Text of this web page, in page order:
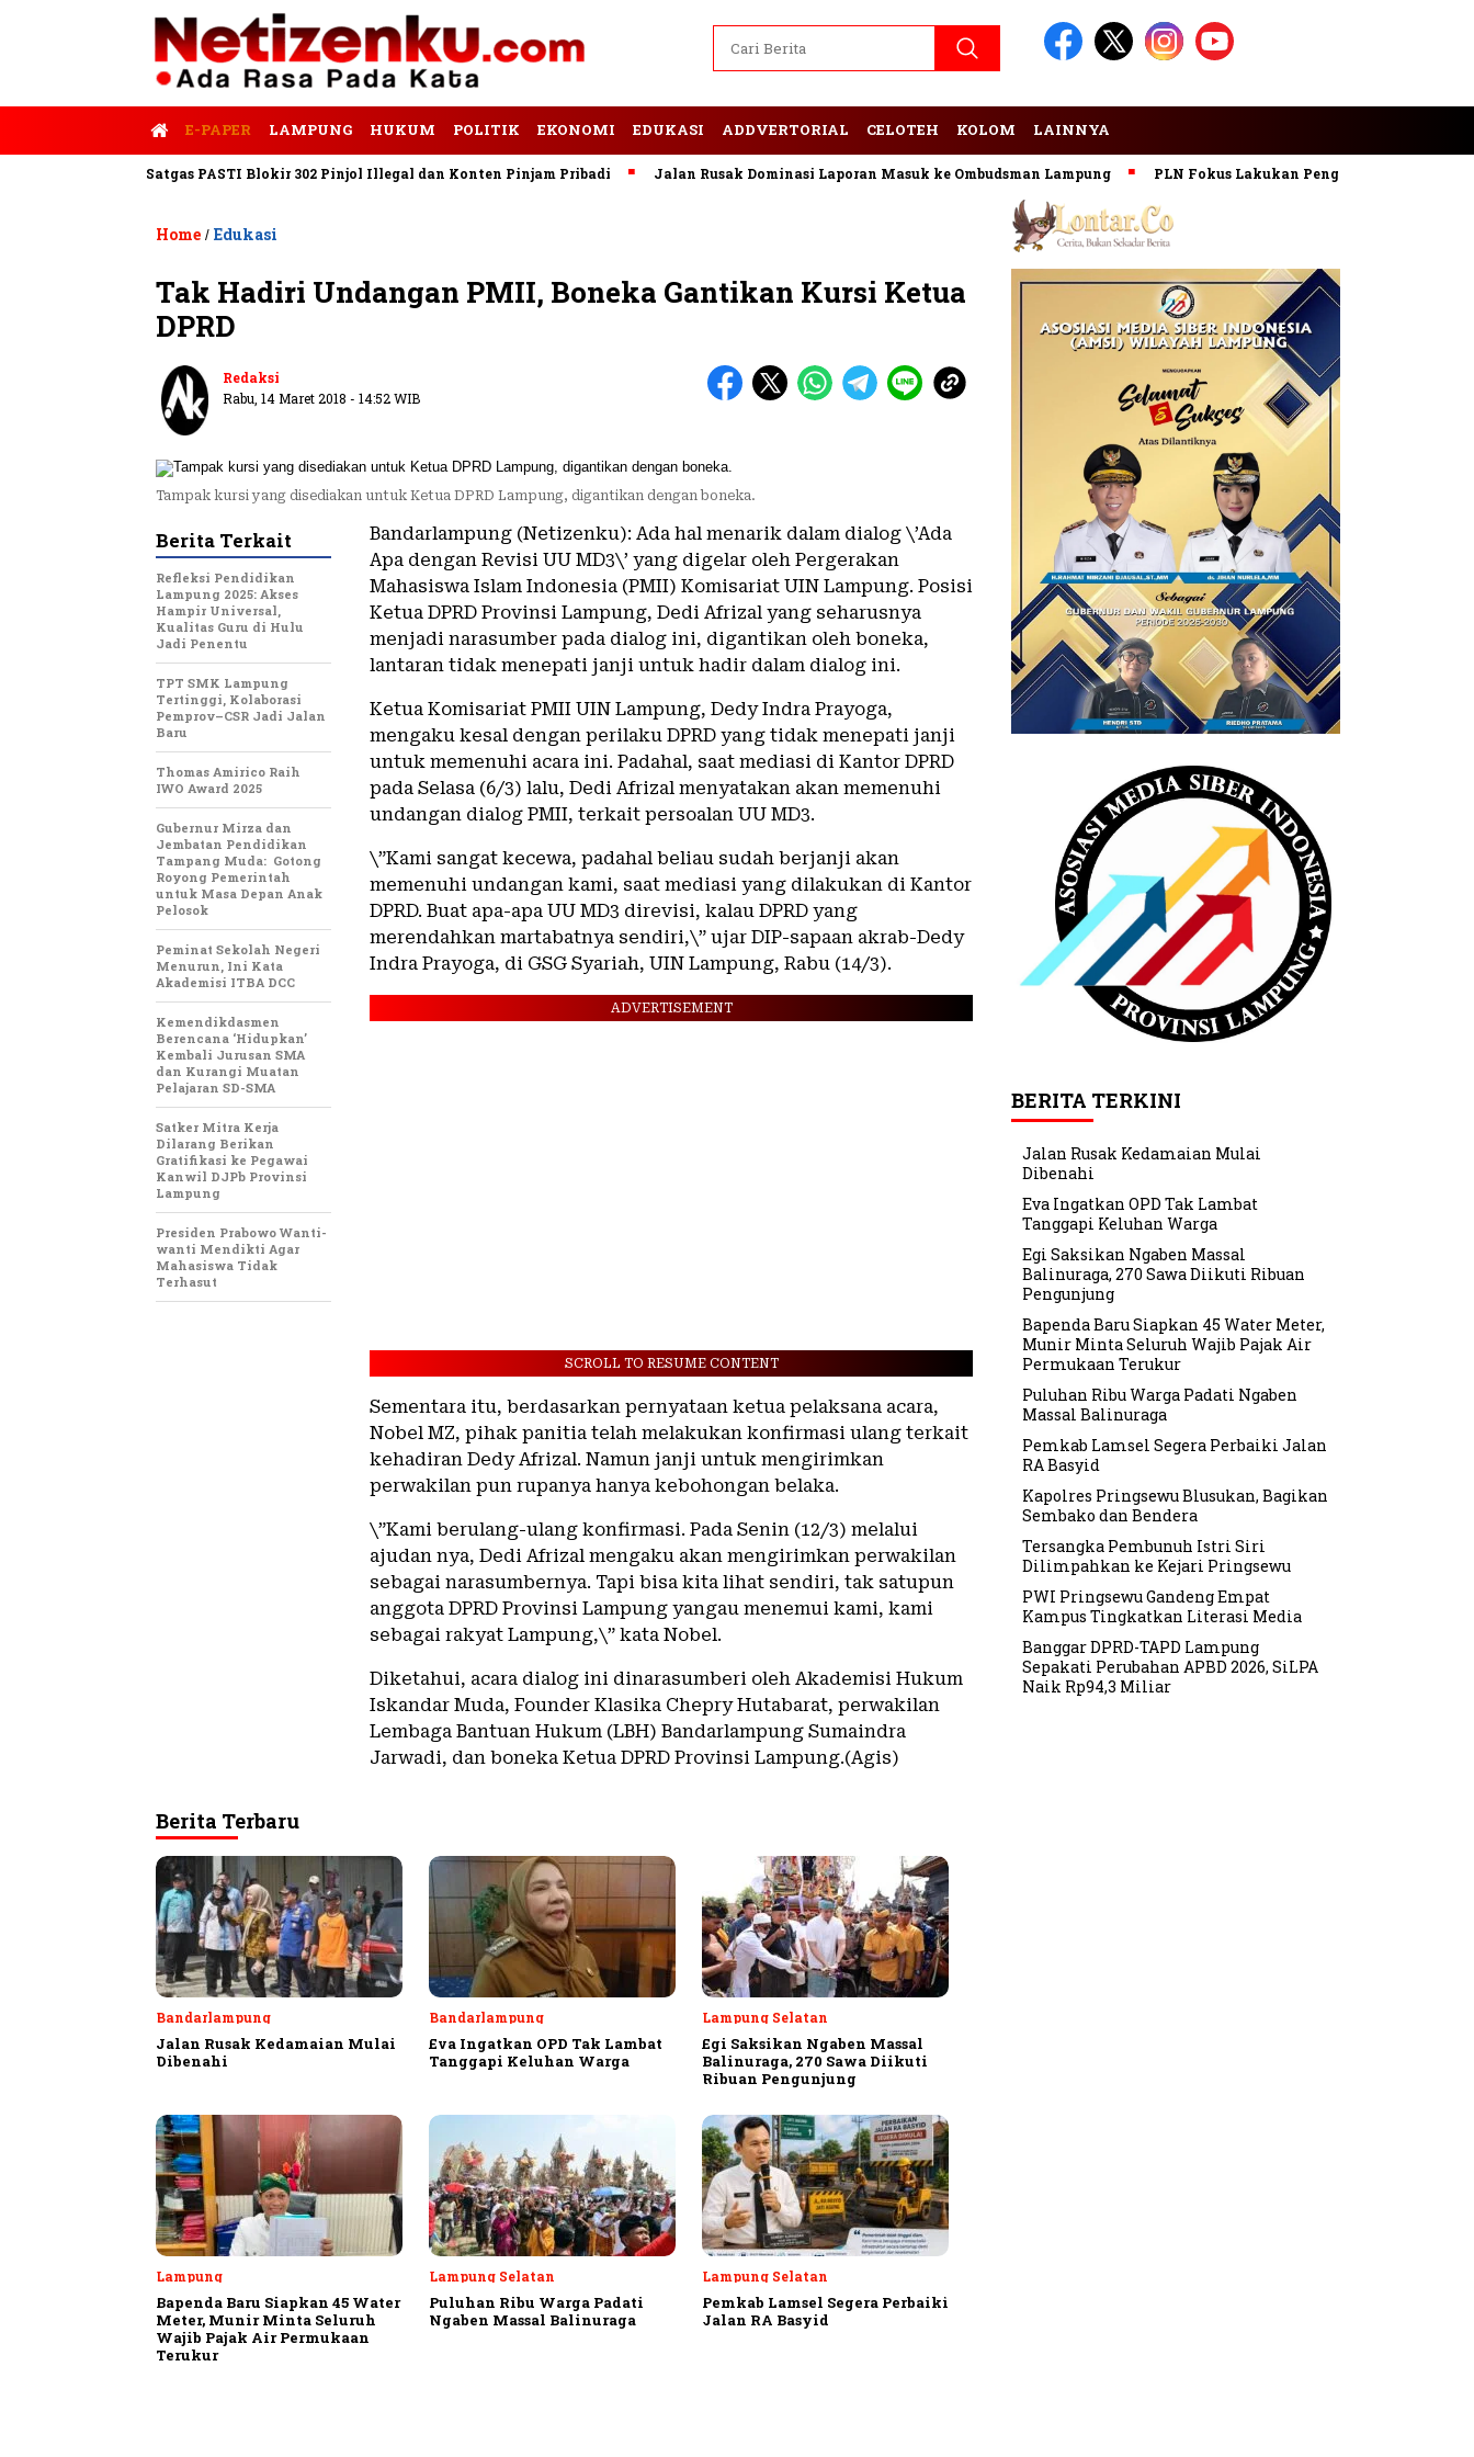
E-PAPER LAMPUNG HUKUM POLITIK EKONOMI EDUKASI ADDVERTORIAL CELOTEH KOLOM LAINNYA
Satgas PASTI Blokir 302 Pinjol Illegal dan Konten Pinjam Pribadi Jalan Rusak Dominasi Laporan Masuk ke Ombudsman Lampung PLN Fokus Lakukan Pengembangan Pembangkit
Home / Edukasi
Tak Hadiri Undangan PMII, Boneka Gantikan Kursi Ketua
DPRD
Redaksi
Rabu, 14 Maret 2018 - 14:52 WIB
Tampak kursi yang disediakan untuk Ketua DPRD Lampung, digantikan dengan boneka.
Bandarlampung (Netizenku): Ada hal menarik dalam dialog \’Ada
Apa dengan Revisi UU MD3\’ yang digelar oleh Pergerakan
Mahasiswa Islam Indonesia (PMII) Komisariat UIN Lampung. Posisi
Ketua DPRD Provinsi Lampung, Dedi Afrizal yang seharusnya
menjadi narasumber pada dialog ini, digantikan oleh boneka,
lantaran tidak menepati janji untuk hadir dalam dialog ini.
Ketua Komisariat PMII UIN Lampung, Dedy Indra Prayoga,
mengaku kesal dengan perilaku DPRD yang tidak menepati janji
untuk memenuhi acara ini. Padahal, saat mediasi di Kantor DPRD
pada Selasa (6/3) lalu, Dedi Afrizal menyatakan akan memenuhi
undangan dialog PMII, terkait persoalan UU MD3.
\”Kami sangat kecewa, padahal beliau sudah berjanji akan
memenuhi undangan kami, saat mediasi yang dilakukan di Kantor
DPRD. Buat apa-apa UU MD3 direvisi, kalau DPRD yang
merendahkan martabatnya sendiri,\” ujar DIP-sapaan akrab-Dedy
Indra Prayoga, di GSG Syariah, UIN Lampung, Rabu (14/3).
ADVERTISEMENT
SCROLL TO RESUME CONTENT
Sementara itu, berdasarkan pernyataan ketua pelaksana acara,
Nobel MZ, pihak panitia telah melakukan konfirmasi ulang terkait
kehadiran Dedy Afrizal. Namun janji untuk mengirimkan
perwakilan pun rupanya hanya kebohongan belaka.
\”Kami berulang-ulang konfirmasi. Pada Senin (12/3) melalui
ajudan nya, Dedi Afrizal mengaku akan mengirimkan perwakilan
sebagai narasumbernya. Tapi bisa kita lihat sendiri, tak satupun
anggota DPRD Provinsi Lampung yangau menemui kami, kami
sebagai rakyat Lampung,\” kata Nobel.
Diketahui, acara dialog ini dinarasumberi oleh Akademisi Hukum
Iskandar Muda, Founder Klasika Chepry Hutabarat, perwakilan
Lembaga Bantuan Hukum (LBH) Bandarlampung Sumaindra
Jarwadi, dan boneka Ketua DPRD Provinsi Lampung.(Agis)
Berita Terkait
Refleksi Pendidikan
Lampung 2025: Akses
Hampir Universal,
Kualitas Guru di Hulu
Jadi Penentu
TPT SMK Lampung
Tertinggi, Kolaborasi
Pemprov–CSR Jadi Jalan
Baru
Thomas Amirico Raih
IWO Award 2025
Gubernur Mirza dan
Jembatan Pendidikan
Tampang Muda: Gotong
Royong Pemerintah
untuk Masa Depan Anak
Pelosok
Peminat Sekolah Negeri
Menurun, Ini Kata
Akademisi ITBA DCC
Kemendikdasmen
Berencana ‘Hidupkan’
Kembali Jurusan SMA
dan Kurangi Muatan
Pelajaran SD-SMA
Satker Mitra Kerja
Dilarang Berikan
Gratifikasi ke Pegawai
Kanwil DJPb Provinsi
Lampung
Presiden Prabowo Wanti-
wanti Mendikti Agar
Mahasiswa Tidak
Terhasut
Berita Terbaru
Bandarlampung
Jalan Rusak Kedamaian Mulai
Dibenahi
Bandarlampung
Eva Ingatkan OPD Tak Lambat
Tanggapi Keluhan Warga
Lampung Selatan
Egi Saksikan Ngaben Massal
Balinuraga, 270 Sawa Diikuti
Ribuan Pengunjung
Lampung
Bapenda Baru Siapkan 45 Water
Meter, Munir Minta Seluruh
Wajib Pajak Air Permukaan
Terukur
Lampung Selatan
Puluhan Ribu Warga Padati
Ngaben Massal Balinuraga
Lampung Selatan
Pemkab Lamsel Segera Perbaiki
Jalan RA Basyid
BERITA TERKINI
Jalan Rusak Kedamaian Mulai
Dibenahi
Eva Ingatkan OPD Tak Lambat
Tanggapi Keluhan Warga
Egi Saksikan Ngaben Massal
Balinuraga, 270 Sawa Diikuti Ribuan
Pengunjung
Bapenda Baru Siapkan 45 Water Meter,
Munir Minta Seluruh Wajib Pajak Air
Permukaan Terukur
Puluhan Ribu Warga Padati Ngaben
Massal Balinuraga
Pemkab Lamsel Segera Perbaiki Jalan
RA Basyid
Kapolres Pringsewu Blusukan, Bagikan
Sembako dan Bendera
Tersangka Pembunuh Istri Siri
Dilimpahkan ke Kejari Pringsewu
PWI Pringsewu Gandeng Empat
Kampus Tingkatkan Literasi Media
Banggar DPRD-TAPD Lampung
Sepakati Perubahan APBD 2026, SiLPA
Naik Rp94,3 Miliar